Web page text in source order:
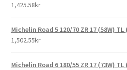
1,425.58kr
Michelin Road 5 120/70 ZR 17 (58W)
1,502.55kr
Michelin Road 6 180/55 ZR 17 (73W) TL